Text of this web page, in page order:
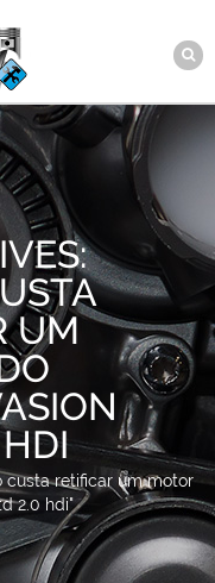
UM
custa retificar um motor
2.0 hdi"